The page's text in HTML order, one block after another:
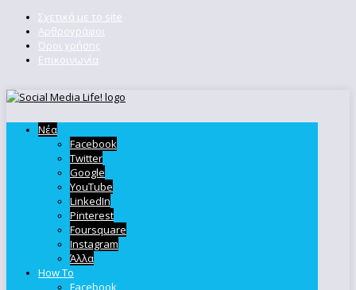
Σχετικά με το site
Αρθρογράφοι
Όροι χρήσης
Επικοινωνία
Νέα
Facebook
Twitter
Google
YouTube
LinkedIn
Pinterest
Foursquare
Instagram
Άλλα
How To
Facebook